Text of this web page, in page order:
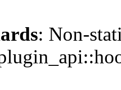
: Non-